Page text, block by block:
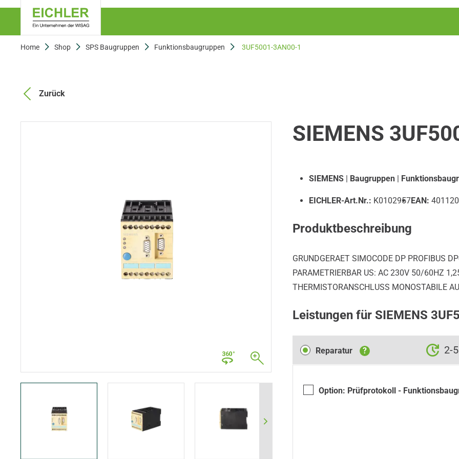
Home Shop SPS Baugruppen Funktionsbaugruppen 3UF5001-3AN00-1
Zurück
SIEMENS
SIEMENS | Baugruppen |
EICHLER-Art.Nr.: K0102957EAN:
Produktbeschreibung
GRUNDGERAET SIMOCODE DP PROFIBUS
PARAMETRIERBAR US: AC 230V 50/60HZ
THERMISTORANSCHLUSS MONOSTABILE
Leistungen für SIEMENS
Reparatur
Reparatur ? 2-
Option: Prüfprotokoll -